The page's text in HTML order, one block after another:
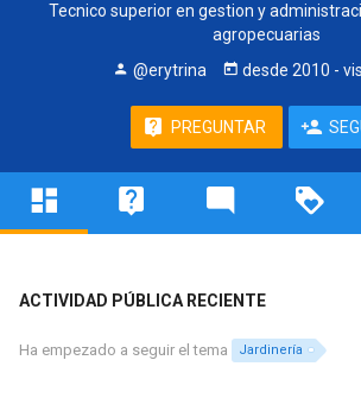
Tecnico superior en gestion y
agropecuarias
@erytrina
desde 2010 -
PREGUNTAR
ACTIVIDAD PÚBLICA RECIENTE
Ha empezado a seguir el tema Jardinería